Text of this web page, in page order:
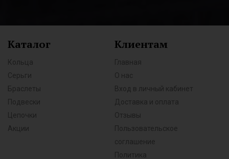
Каталог
Кольца
Серьги
Браслеты
Подвески
Цепочки
Акции
Клиентам
Главная
О нас
Вход в личный кабинет
Доставка и оплата
Отзывы
Пользовательское
соглашение
Политика